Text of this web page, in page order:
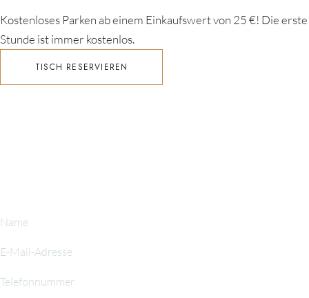
Kostenloses Parken ab einem Einkaufswert von 25 €! Die erste
Stunde ist immer kostenlos.
TISCH RESERVIEREN